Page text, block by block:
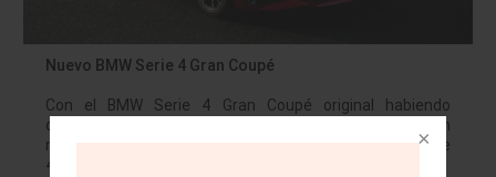
Nuevo BMW Serie 4 Gran Coupé
Con el BMW Serie 4 Gran Coupé original habiendo
disfrutado de un éxito significativo, ahora se agrega un
modelo de segunda generación a la última gama del Serie
4. El…